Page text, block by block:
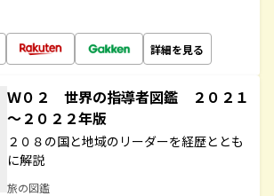
詳細を見る
Ｗ０２ 世界の指導者図鑑 ２０２１
～２０２２年版
２０８の国と地域のリーダーを経歴ととも
に解説
旅の図鑑